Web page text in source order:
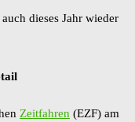
dieses Jahr wieder
Zeitfahren (EZF) am